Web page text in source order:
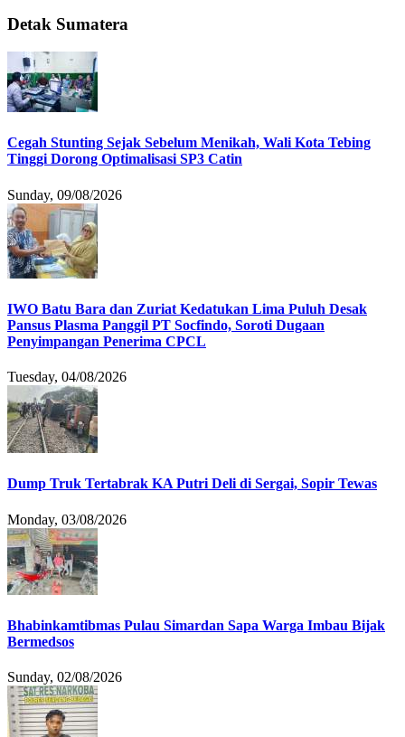
Detak Sumatera
Cegah Stunting Sejak Sebelum Menikah, Wali Kota Tebing
Tinggi Dorong Optimalisasi SP3 Catin
Sunday, 09/08/2026
IWO Batu Bara dan Zuriat Kedatukan Lima Puluh Desak
Pansus Plasma Panggil PT Socfindo, Soroti Dugaan
Penyimpangan Penerima CPCL
Tuesday, 04/08/2026
Dump Truk Tertabrak KA Putri Deli di Sergai, Sopir Tewas
Monday, 03/08/2026
Bhabinkamtibmas Pulau Simardan Sapa Warga Imbau Bijak
Bermedsos
Sunday, 02/08/2026